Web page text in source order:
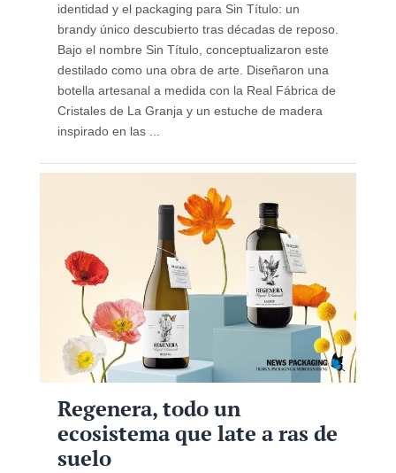
identidad y el packaging para Sin Título: un
brandy único descubierto tras décadas de reposo.
Bajo el nombre Sin Título, conceptualizaron este
destilado como una obra de arte. Diseñaron una
botella artesanal a medida con la Real Fábrica de
Cristales de La Granja y un estuche de madera
inspirado en las ...
Regenera, todo un
ecosistema que late a ras de
suelo